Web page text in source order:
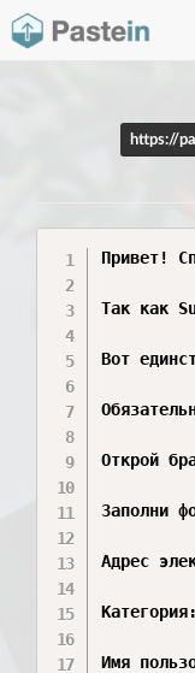
https://
Привет!
Так как
Вот
Открой
Заполни
Адрес
Имя